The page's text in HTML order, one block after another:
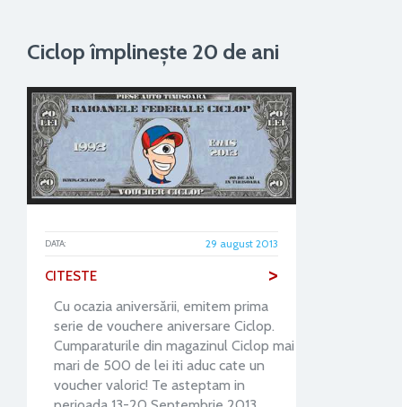
Ciclop împlineşte 20 de ani
DATA: 29 august 2013
CITESTE >
Cu ocazia aniversării, emitem prima
serie de vouchere aniversare Ciclop.
Cumparaturile din magazinul Ciclop mai
mari de 500 de lei iti aduc cate un
voucher valoric! Te asteptam in